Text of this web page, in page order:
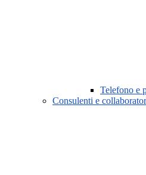
Telefono e
Consulenti e